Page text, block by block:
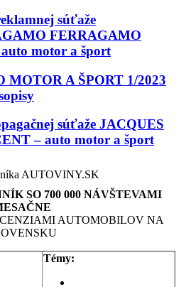
súťaže
FERRAGAMO
motor a šport
MOTOR A ŠPORT 1/2023
súťaže JACQUES
– auto motor a šport
SO 700 000 NÁVŠTEVAMI
AUTOMOBILOV NA
Témy: